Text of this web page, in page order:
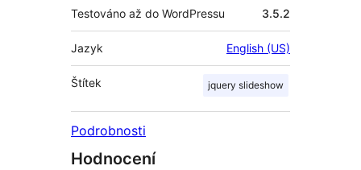
Testováno až do WordPressu 3.5.2
Jazyk English (US)
Štítek jquery slideshow
Podrobnosti
Hodnocení